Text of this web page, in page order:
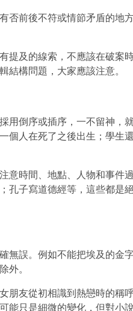
否前後不符或情節矛盾的地
提及的線索，不應該在破案
結構問題，大家應該注意。
用倒序或插序，一不留神，
個人在死了之後出生；學生
意時間、地點、人物和事件
孔子寫道德經等，這些都是
無誤。例如不能把埃及的金
外。
朋友從初相識到熱戀時的稱
能只是細微的變化，但對小